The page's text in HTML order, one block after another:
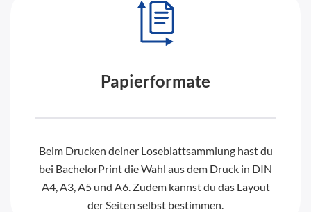
Papierformate
Beim Drucken deiner Loseblattsammlung hast du
bei BachelorPrint die Wahl aus dem Druck in DIN
A4, A3, A5 und A6. Zudem kannst du das Layout
der Seiten selbst bestimmen.